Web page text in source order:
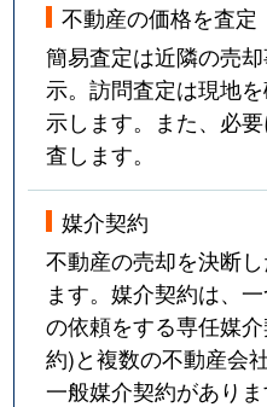
不動産の価格を査定
簡易査定は近隣の売
示。訪問査定は現地
示します。また、必
査します。
媒介契約
不動産の売却を決断
ます。媒介契約は、
の依頼をする専任媒
約)と複数の不動産会
一般媒介契約がありま